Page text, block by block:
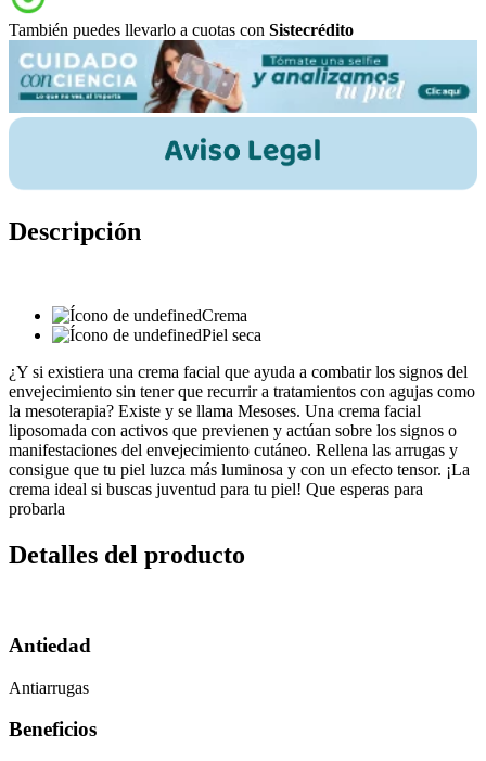
También puedes llevarlo a cuotas con Sistecrédito
Descripción
Crema
Piel seca
¿Y si existiera una crema facial que ayuda a combatir los signos del
envejecimiento sin tener que recurrir a tratamientos con agujas como
la mesoterapia? Existe y se llama Mesoses. Una crema facial
liposomada con activos que previenen y actúan sobre los signos o
manifestaciones del envejecimiento cutáneo. Rellena las arrugas y
consigue que tu piel luzca más luminosa y con un efecto tensor. ¡La
crema ideal si buscas juventud para tu piel! Que esperas para
probarla
Detalles del producto
Antiedad
Antiarrugas
Beneficios